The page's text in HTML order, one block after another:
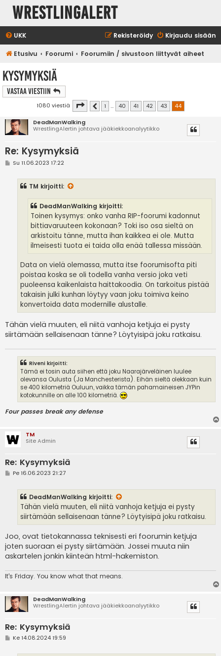
WrestlingAlert
UKK Kirjaudu sisään
Rekisteröidy
Etusivu Foorumi Foorumiin / sivustoon liittyvät aiheet
Kysymyksiä
Vastaa Viestiin
1080 viestiä Sivu 44Edellinen
1 … 40 41 42 43 44
DeadManWalking
WrestlingAlertin johtava jääkiekkoanalyytikko
Re: Kysymyksiä
VSu 11.06.2023 17:22
TM kirjoitti:
DeadManWalking kirjoitti:
Toinen kysymys: onko vanha RIP-foorumi kadonnut
bittiavaruuteen kokonaan? Toki iso osa sieltä on
arkistoitu tänne, mutta ihan kaikkea ei ole. Mutta
ilmeisesti tuota ei taida olla enää tallessa missään.
Data on vielä olemassa, mutta itse foorumisofta piti
poistaa koska se oli todella vanha versio joka veti
puoleensa kaikenlaista haittakoodia. On tarkoitus pistää
takaisin julki kunhan löytyy vaan joku toimiva keino
konvertoida data modernille alustalle.
Tähän vielä muuten, eli niitä vanhoja ketjuja ei pysty
siirtämään sellaisenaan tänne? Löytyisipä joku ratkaisu.
Riveni kirjoitti:
Tämä ei tosin auta siihen että joku Naarajärveläinen luulee
olevansa Oulusta (Ja Manchesterista). Eihän sieltä olekkaan kuin
se 400 kilometriä Ouluun, vaikka tämän pahamaineisen JYPin
kotokunnille on alle 100 kilometriä.
Four passes break any defense
TM
Site Admin
Re: Kysymyksiä
VPe 16.06.2023 21:27
DeadManWalking kirjoitti:
Tähän vielä muuten, eli niitä vanhoja ketjuja ei pysty
siirtämään sellaisenaan tänne? Löytyisipä joku ratkaisu.
Joo, ovat tietokannassa teknisesti eri foorumin ketjuja
joten suoraan ei pysty siirtämään. Jossei muuta niin
askartelen jonkin kiinteän html-hakemiston.
It's Friday. You know what that means.
DeadManWalking
WrestlingAlertin johtava jääkiekkoanalyytikko
Re: Kysymyksiä
VKe 14.08.2024 19:59